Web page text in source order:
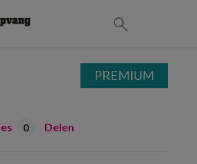
0 Delen
PREMIUM